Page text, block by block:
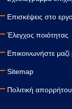
Επισκέψεις στο
Έλεγχος ποιότητας
Επικοινωνήστε μαζί
Sitemap
Πολιτική απορρήτου